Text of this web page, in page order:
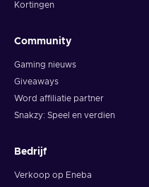
Kortingen
Community
Gaming nieuws
Giveaways
Word affiliatie partner
Snakzy: Speel en verdien
Bedrijf
Verkoop op Eneba